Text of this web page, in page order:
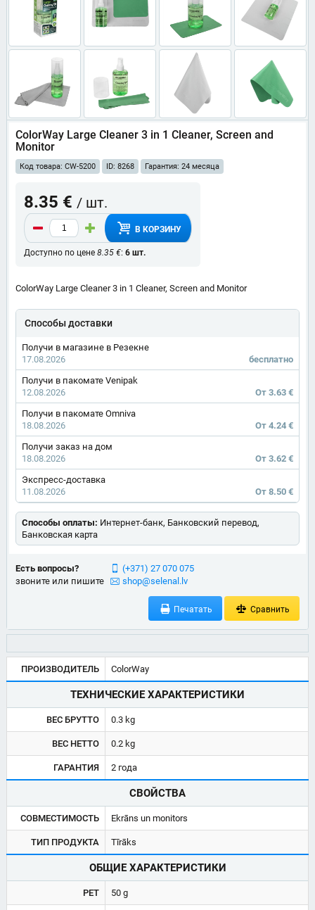
ColorWay Large Cleaner 3 in 1 Cleaner, Screen and
Monitor
Код товара: CW-5200 ID: 8268 Гарантия: 24 месяца
8.35 € / шт.
В КОРЗИНУ
Доступно по цене 8.35 €: 6 шт.
ColorWay Large Cleaner 3 in 1 Cleaner, Screen and Monitor
Способы доставки
Получи в магазине в Резекне
17.08.2026
бесплатно
Получи в пакомате Venipak
12.08.2026
От 3.63 €
Получи в пакомате Omniva
18.08.2026
От 4.24 €
Получи заказ на дом
18.08.2026
От 3.62 €
Экспресс-доставка
11.08.2026
От 8.50 €
Способы оплаты: Интернет-банк, Банковский перевод,
Банковская карта
Есть вопросы?
звоните или пишите
(+371) 27 070 075
shop@selenal.lv
Печатать Сравнить
ПРОИЗВОДИТЕЛЬ ColorWay
ТЕХНИЧЕСКИЕ ХАРАКТЕРИСТИКИ
ВЕС БРУТТО 0.3 kg
ВЕС НЕТТО 0.2 kg
ГАРАНТИЯ 2 года
СВОЙСТВА
СОВМЕСТИМОСТЬ Ekrāns un monitors
ТИП ПРОДУКТА Tīrāks
ОБЩИЕ ХАРАКТЕРИСТИКИ
PET 50 g